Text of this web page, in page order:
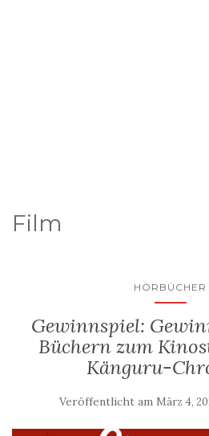
Film
HÖRBÜCHER
Gewinnspiel:
Büchern zum
Känguru-
Veröffentlicht am März 4,